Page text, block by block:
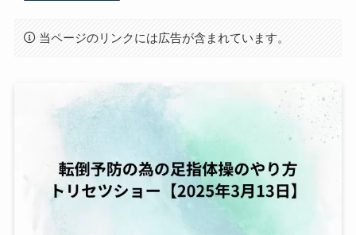
当ページのリンクには広告が含まれています。